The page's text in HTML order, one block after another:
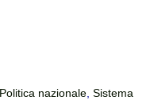
Politica nazionale ,Sistema